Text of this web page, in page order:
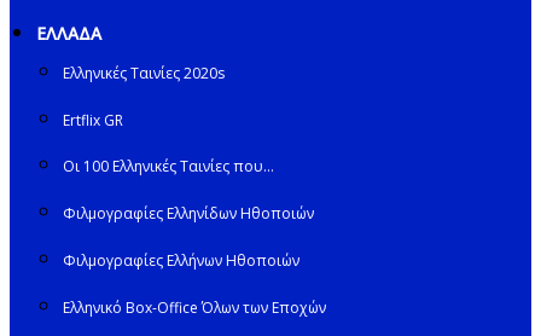
ΕΛΛΑΔΑ
Ελληνικές Ταινίες 2020s
Ertflix GR
Οι 100 Ελληνικές Ταινίες που…
Φιλμογραφίες Ελληνίδων Ηθοποιών
Φιλμογραφίες Ελλήνων Ηθοποιών
Ελληνικό Box-Office Όλων των Εποχών